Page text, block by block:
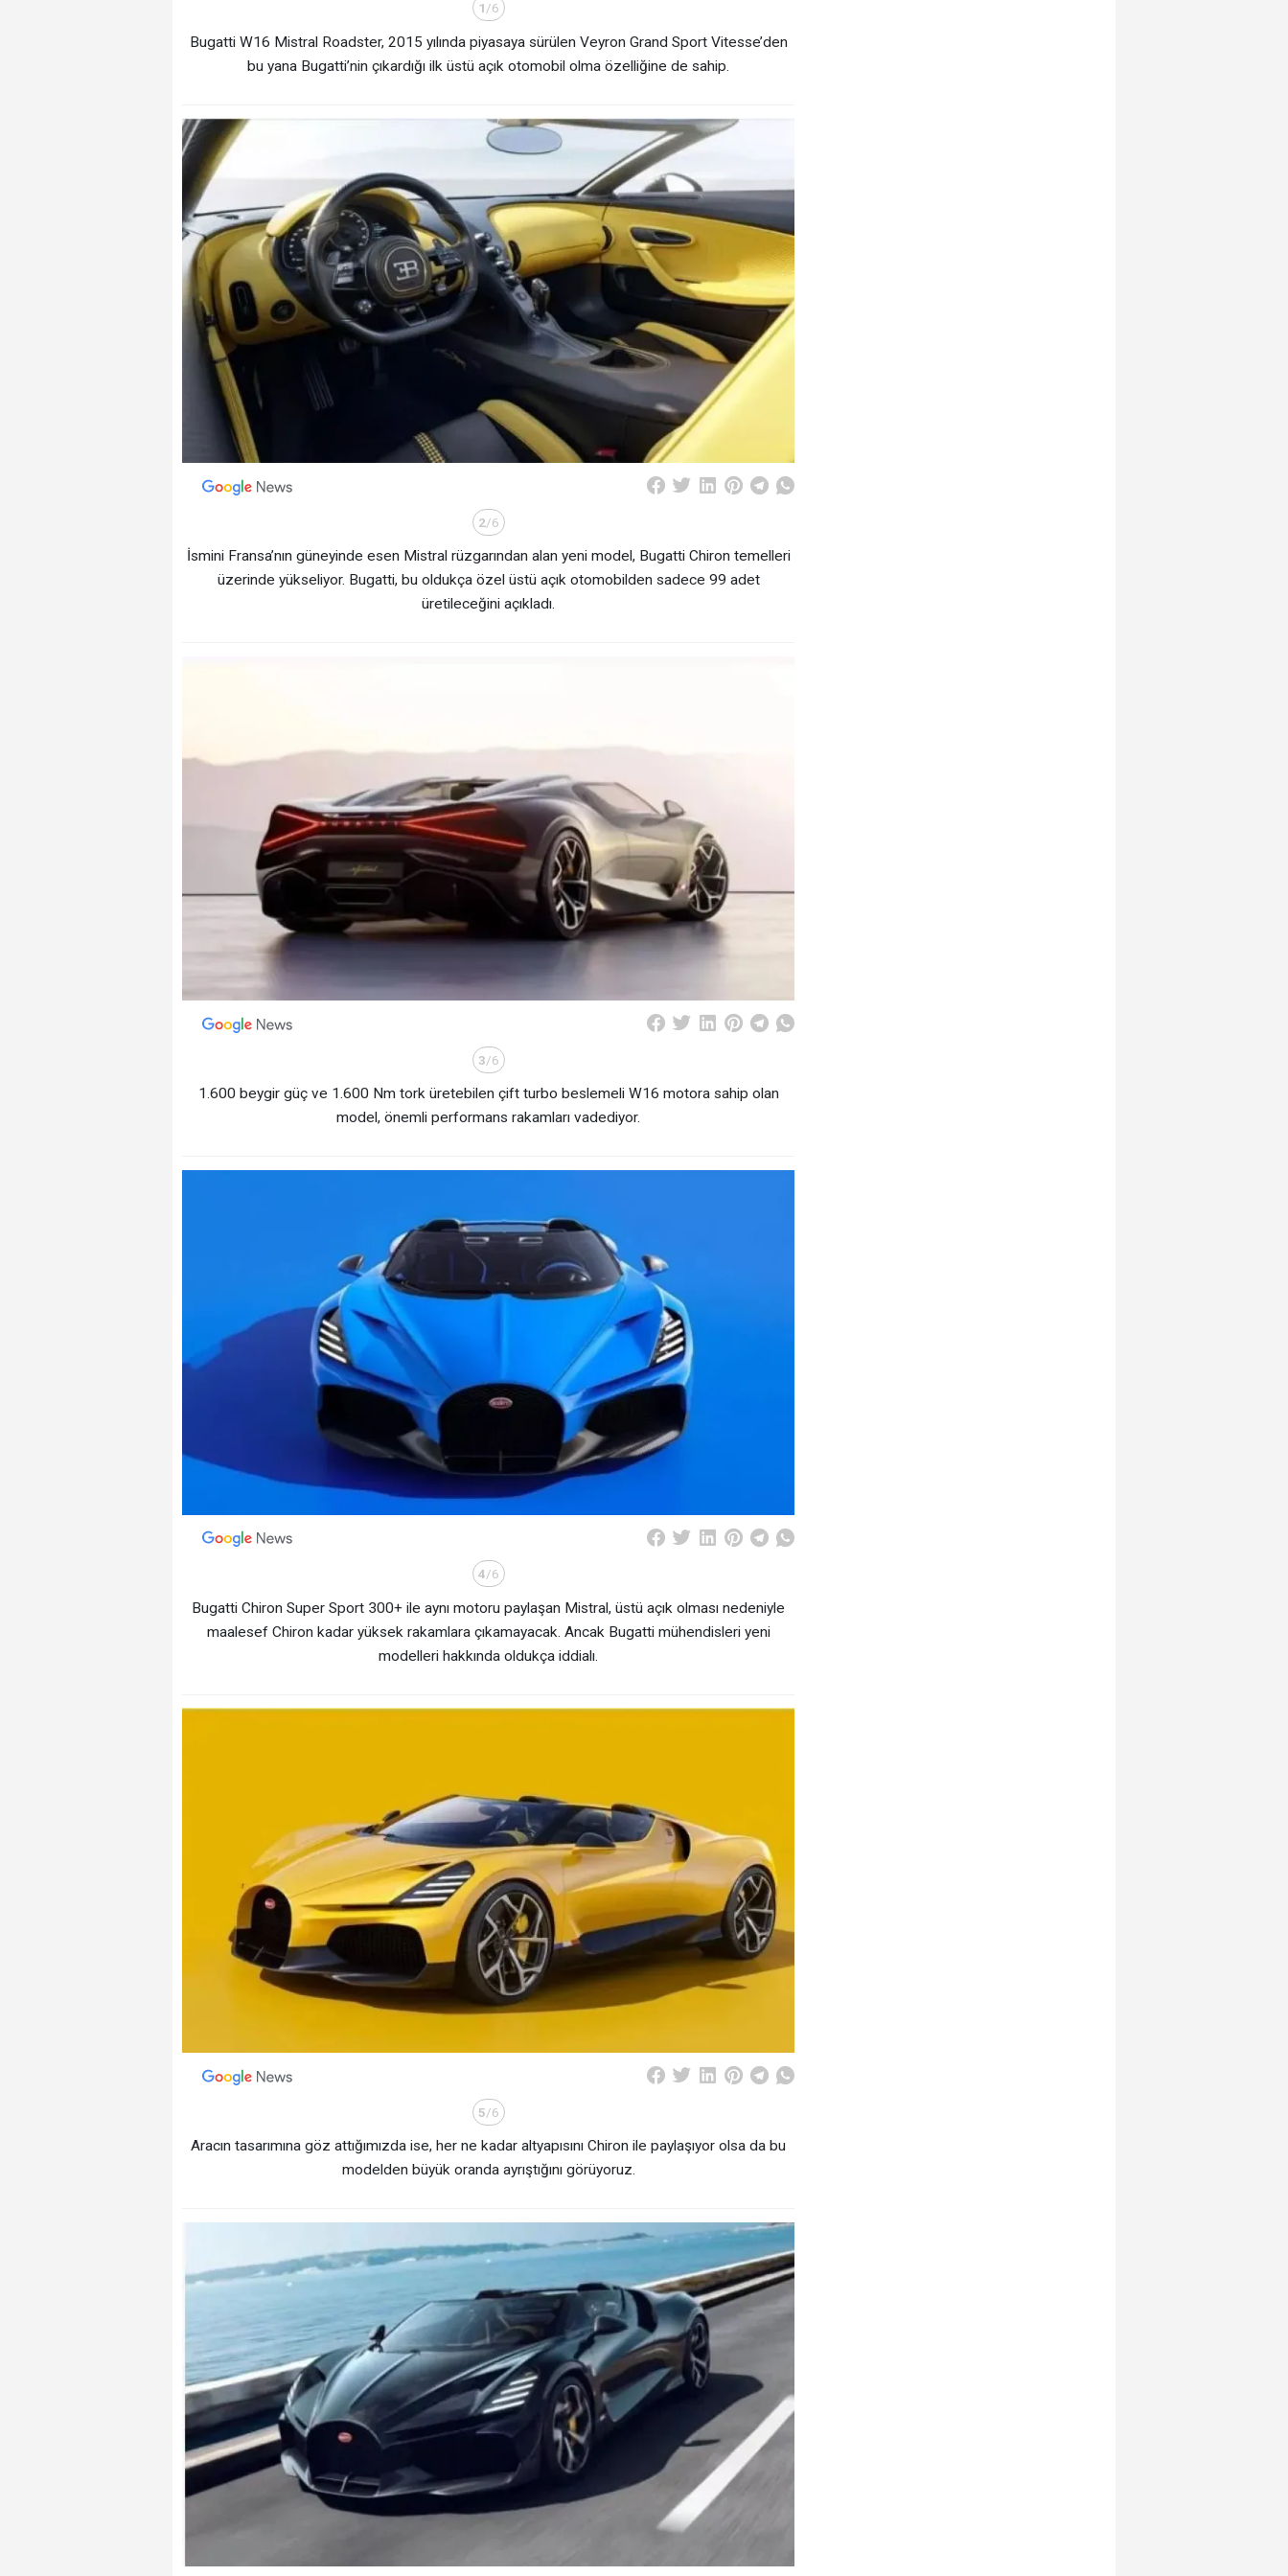
1/6
Bugatti W16 Mistral Roadster, 2015 yılında piyasaya sürülen Veyron Grand Sport Vitesse’den
bu yana Bugatti’nin çıkardığı ilk üstü açık otomobil olma özelliğine de sahip.
2/6
İsmini Fransa’nın güneyinde esen Mistral rüzgarından alan yeni model, Bugatti Chiron temelleri
üzerinde yükseliyor. Bugatti, bu oldukça özel üstü açık otomobilden sadece 99 adet
üretileceğini açıkladı.
3/6
1.600 beygir güç ve 1.600 Nm tork üretebilen çift turbo beslemeli W16 motora sahip olan
model, önemli performans rakamları vadediyor.
4/6
Bugatti Chiron Super Sport 300+ ile aynı motoru paylaşan Mistral, üstü açık olması nedeniyle
maalesef Chiron kadar yüksek rakamlara çıkamayacak. Ancak Bugatti mühendisleri yeni
modelleri hakkında oldukça iddialı.
5/6
Aracın tasarımına göz attığımızda ise, her ne kadar altyapısını Chiron ile paylaşıyor olsa da bu
modelden büyük oranda ayrıştığını görüyoruz.